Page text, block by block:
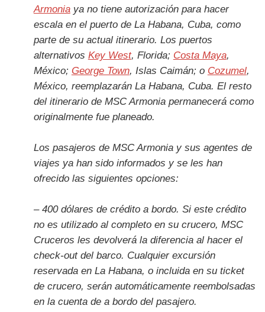
Armoniaya no tiene autorización para hacer
escala en el puerto de La Habana, Cuba, como
parte de su actual itinerario. Los puertos
alternativos Key West, Florida; Costa Maya,
México; George Town, Islas Caimán; o Cozumel,
México, reemplazarán La Habana, Cuba. El resto
del itinerario de MSC Armonia permanecerá como
originalmente fue planeado.
Los pasajeros de MSC Armonia y sus agentes de
viajes ya han sido informados y se les han
ofrecido las siguientes opciones:
– 400 dólares de crédito a bordo. Si este crédito
no es utilizado al completo en su crucero, MSC
Cruceros les devolverá la diferencia al hacer el
check-out del barco. Cualquier excursión
reservada en La Habana, o incluida en su ticket
de crucero, serán automáticamente reembolsadas
en la cuenta de a bordo del pasajero.